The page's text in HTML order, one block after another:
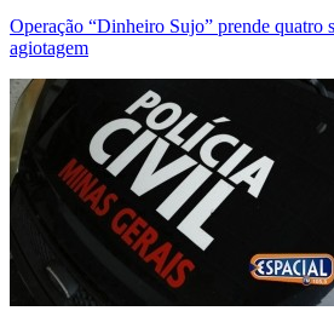
Operação “Dinheiro Sujo” prende quatro
agiotagem